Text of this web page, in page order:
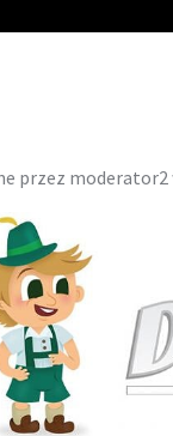
przez moderator2